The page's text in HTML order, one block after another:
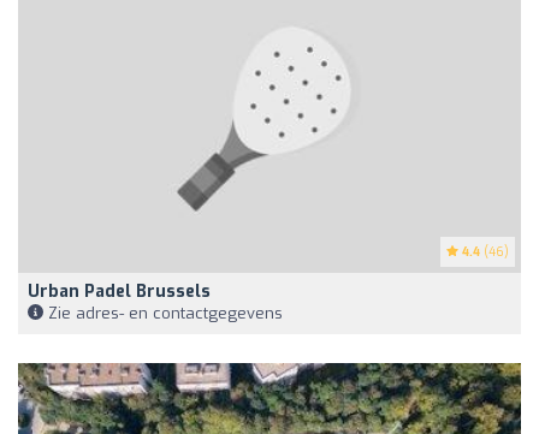
4.4 (46)
Urban Padel Brussels
Zie adres- en contactgegevens